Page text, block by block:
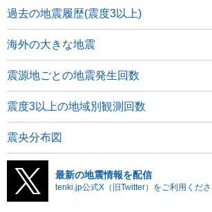
過去の地震履歴(震度3以上)
海外の大きな地震
震源地ごとの地震発生回数
震度3以上の地域別観測回数
震央分布図
最新の地震情報を配信
tenki.jp公式X（旧Twitter）をご利用くださ